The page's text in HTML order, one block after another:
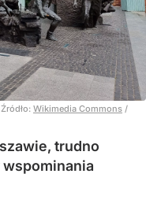
Wikimedia Commons /
trudno